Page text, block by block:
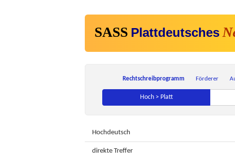
SASS Plattdeutsches
Rechtschreibprogramm Förderer
Hoch > Platt
Hochdeutsch
direkte Treffer